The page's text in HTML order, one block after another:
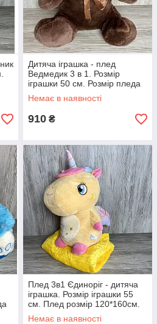
Дитяча іграшка - плед
Ведмедик 3 в 1. Розмір
іграшки 50 см. Розмір пледа
120*160см.
Немає в наявності
910 ₴
Плед 3в1 Єдиноріг - дитяча
іграшка. Розмір іграшки 55
см. Плед розмір 120*160см.
Немає в наявності